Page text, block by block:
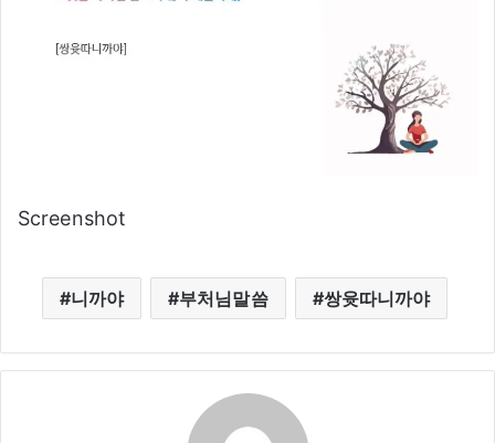
Screenshot
니까야 부처님말씀 쌍윳따니까야